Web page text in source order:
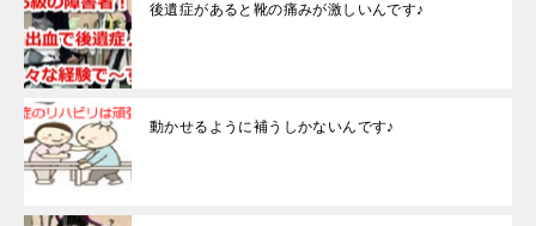
後遺症があると靴の痛みが激しいんです♪
動かせるように補うしかないんです♪